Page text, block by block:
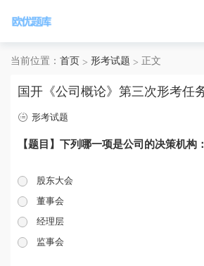
当前位置： 首页 形考试题 正文
国开《公司概论》第三次形考任
形考试题
【题目】下列哪一项是公司的决策机构
股东大会
董事会
经理层
监事会